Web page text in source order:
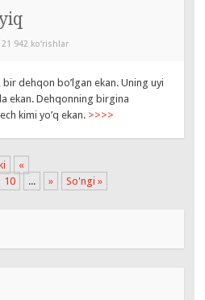
21 942 ko‘rishlar
dehqon bo’lgan ekan. Uning uyi
ekan. Dehqonning birgina
kimi yo’q ekan. >>>>
«
10 ... » So'ngi »